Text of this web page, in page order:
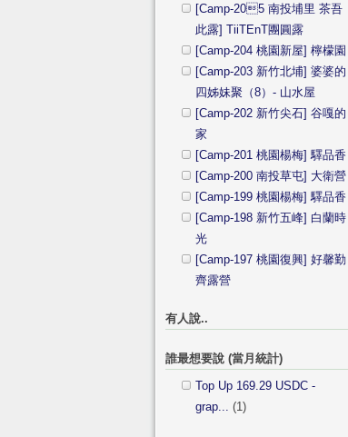
[Camp-205 南投埔里 茶吾
此露] TiiTEnT團圓露
[Camp-204 桃園新屋] 檸檬園
[Camp-203 新竹北埔] 婆婆的
四姊妹聚（8）- 山水屋
[Camp-202 新竹尖石] 谷嘎的
家
[Camp-201 桃園楊梅] 驛品香
[Camp-200 南投草屯] 大衛營
[Camp-199 桃園楊梅] 驛品香
[Camp-198 新竹五峰] 白蘭時
光
[Camp-197 桃園復興] 好馨勤
齊露營
有人說..
誰最想要說 (當月統計)
Top Up 169.29 USDC -
grap... (1)